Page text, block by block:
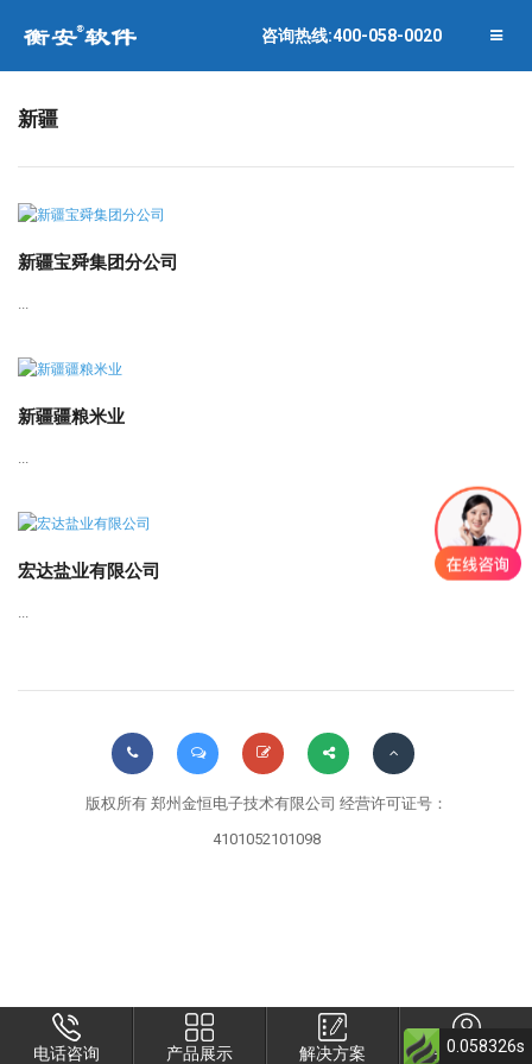
咨询热线:400-058-0020
新疆
新疆宝舜集团分公司
...
新疆疆粮米业
...
宏达盐业有限公司
...
版权所有 郑州金恒电子技术有限公司 经营许可证号：
4101052101098
电话咨询 产品展示 解决方案 关于衡安
0.058326s